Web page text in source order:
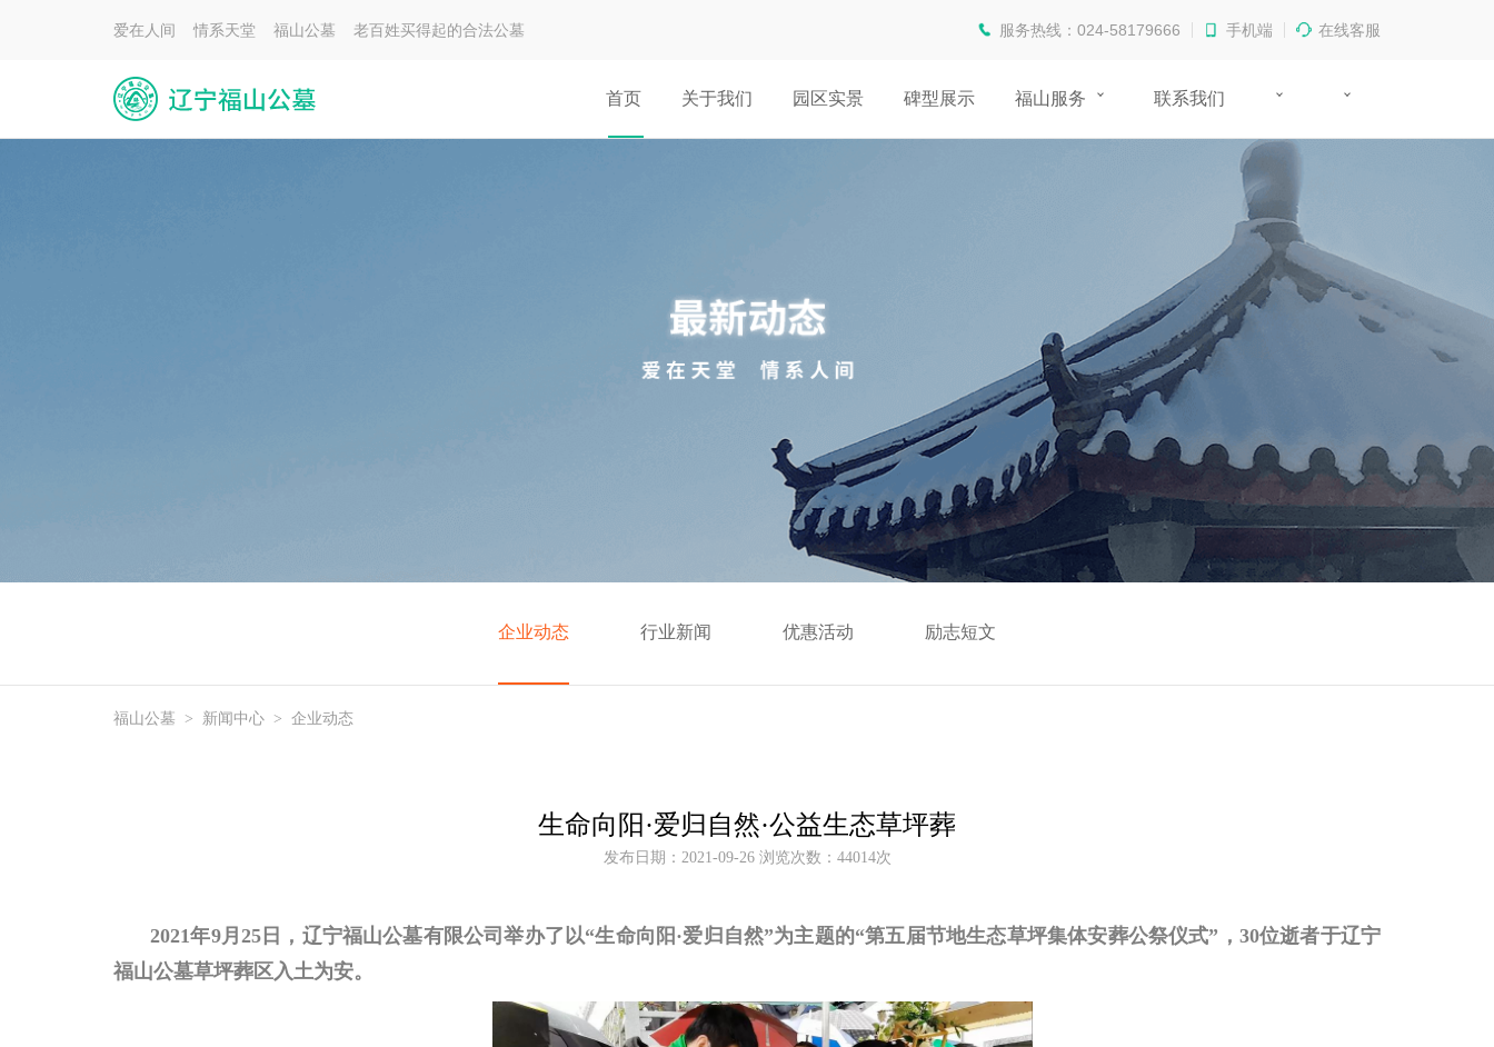
爱在人间 情系天堂 福山公墓 老百姓买得起的合法公墓 服务热线：024-58179666 手机端 在线客服
首页 关于我们 园区实景 碑型展示 福山服务 联系我们
企业动态 行业新闻 优惠活动 励志短文
福山公墓 > 新闻中心 > 企业动态
生命向阳·爱归自然·公益生态草坪葬
发布日期：2021-09-26 浏览次数：44014次
2021年9月25日，辽宁福山公墓有限公司举办了以“生命向阳·爱归自然”为主题的“第五届节地生态草坪集体安葬公祭仪式”，30位逝者于辽宁
福山公墓草坪葬区入土为安。